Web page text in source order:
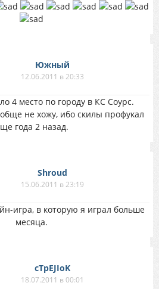
Южный
12.06.2011 в 20:33
4 место по городу в КС Соурс.
не хожу, ибо скилы профукал
года 2 назад.
Shroud
15.06.2011 в 23:19
игра, в которую я играл больше
месяца.
cTpEJIoK
18.07.2011 в 00:01